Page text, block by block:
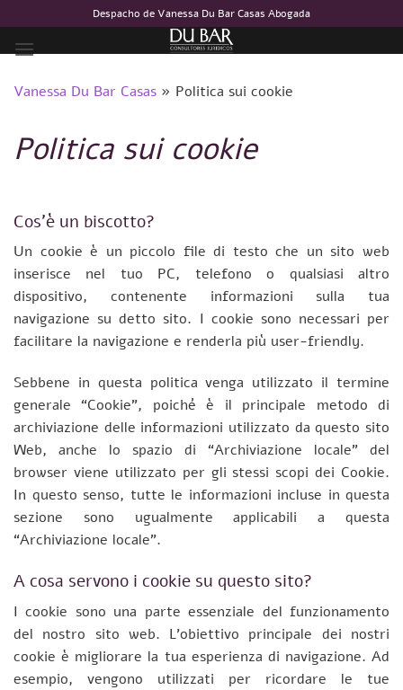
ai
contenuti
Despacho de Vanessa Du Bar Casas Abogada
Vanessa Du Bar Casas » Politica sui cookie
Politica sui cookie
Cos’è un biscotto?
Un cookie è un piccolo file di testo che un sito web
inserisce nel tuo PC, telefono o qualsiasi altro
dispositivo, contenente informazioni sulla tua
navigazione su detto sito. I cookie sono necessari per
facilitare la navigazione e renderla più user-friendly.
Sebbene in questa politica venga utilizzato il termine
generale “Cookie”, poiché è il principale metodo di
archiviazione delle informazioni utilizzato da questo sito
Web, anche lo spazio di “Archiviazione locale” del
browser viene utilizzato per gli stessi scopi dei Cookie.
In questo senso, tutte le informazioni incluse in questa
sezione sono ugualmente applicabili a questa
“Archiviazione locale”.
A cosa servono i cookie su questo sito?
I cookie sono una parte essenziale del funzionamento
del nostro sito web. L’obiettivo principale dei nostri
cookie è migliorare la tua esperienza di navigazione. Ad
esempio, vengono utilizzati per ricordare le tue